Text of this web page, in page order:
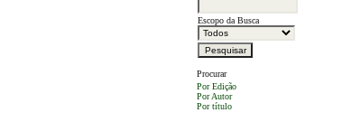
Escopo da Busca
Procurar
Por Edição
Por Autor
Por título